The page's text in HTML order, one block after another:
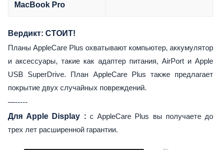
MacBook Pro
Вердикт: СТОИТ!
Планы AppleCare Plus охватывают компьютер, аккумулятор
и аксессуары, такие как адаптер питания, AirPort и Apple
USB SuperDrive. План AppleCare Plus также предлагает
покрытие двух случайных повреждений.
—-----
Для Apple Display : с AppleCare Plus вы получаете до
трех лет расширенной гарантии.